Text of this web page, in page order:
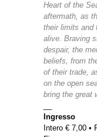
Heart of the
aftermath, as
their limits and
alive. Braving
despair, the
beliefs, from
of their trade,
on the open
bring the great
Ingresso
Intero € 7,00 •